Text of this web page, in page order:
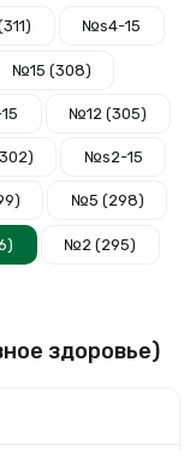
№s4-15
№15 (308)
№12 (305)
№s2-15
№5 (298)
№2 (295)
здоровье)